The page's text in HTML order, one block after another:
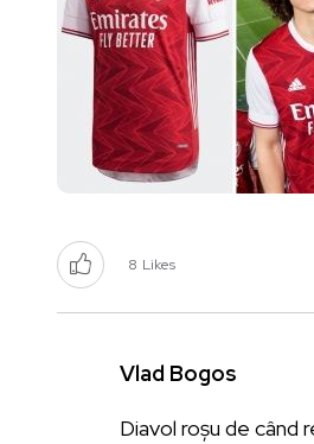
8 Likes
Vlad Bogos
Diavol roșu de când